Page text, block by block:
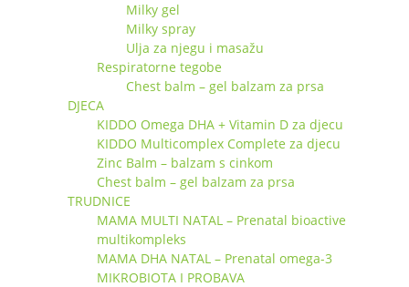
Milky gel
Milky spray
Ulja za njegu i masažu
Respiratorne tegobe
Chest balm – gel balzam za prsa
DJECA
KIDDO Omega DHA + Vitamin D za djecu
KIDDO Multicomplex Complete za djecu
Zinc Balm – balzam s cinkom
Chest balm – gel balzam za prsa
TRUDNICE
MAMA MULTI NATAL – Prenatal bioactive
multikompleks
MAMA DHA NATAL – Prenatal omega-3
MIKROBIOTA I PROBAVA